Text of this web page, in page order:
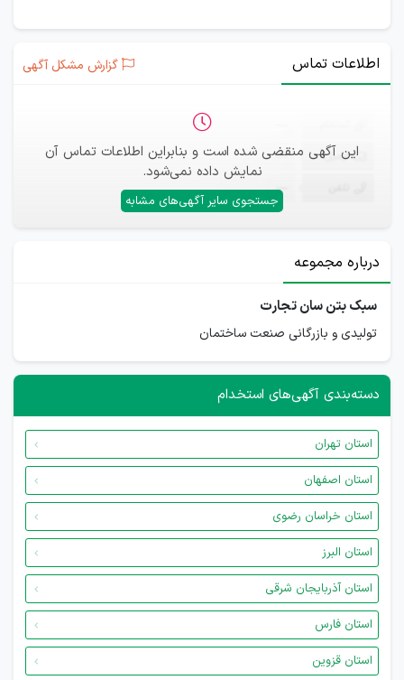
اطلاعات تماس گزارش مشکل آگهی
این آگهی منقضی شده است و بنابراین اطلاعات تماس آن
نمایش داده نمی‌شود.
جستجوی سایر آگهی‌های مشابه
ایمیل —
—
درباره مجموعه
سبک بتن سان تجارت
تولیدی و بازرگانی صنعت ساختمان
دسته‌بندی آگهی‌های استخدام
استان تهران
استان اصفهان
استان خراسان رضوی
استان البرز
استان آذربایجان شرقی
استان فارس
استان قزوین